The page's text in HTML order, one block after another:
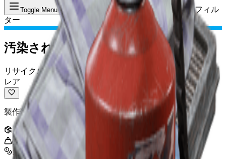
Toggle Menu アイテム:汚染されたエアフィル
ター
汚染されたエアフィルター
リサイクル可能
レア
製作部品にリサイクルできる。
スタック :
0.8 kg
1,000